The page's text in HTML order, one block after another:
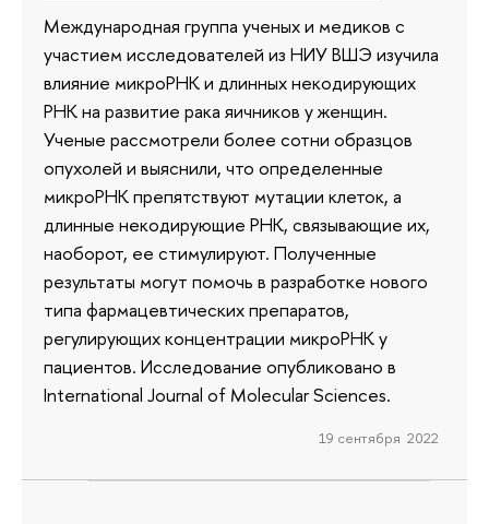
Международная группа ученых и медиков с
участием исследователей из НИУ ВШЭ изучила
влияние микроРНК и длинных некодирующих
РНК на развитие рака яичников у женщин.
Ученые рассмотрели более сотни образцов
опухолей и выяснили, что определенные
микроРНК препятствуют мутации клеток, а
длинные некодирующие РНК, связывающие их,
наоборот, ее стимулируют. Полученные
результаты могут помочь в разработке нового
типа фармацевтических препаратов,
регулирующих концентрации микроРНК у
пациентов. Исследование опубликовано в
International Journal of Molecular Sciences.
19 сентября 2022